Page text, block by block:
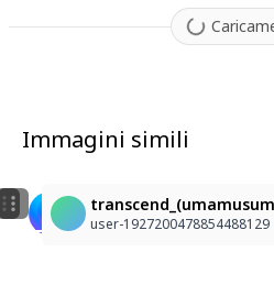
Immagini simili
Transcend
Kinoji
トランセンド(ウマ娘)
Mr.zero
user-1927200478854488129